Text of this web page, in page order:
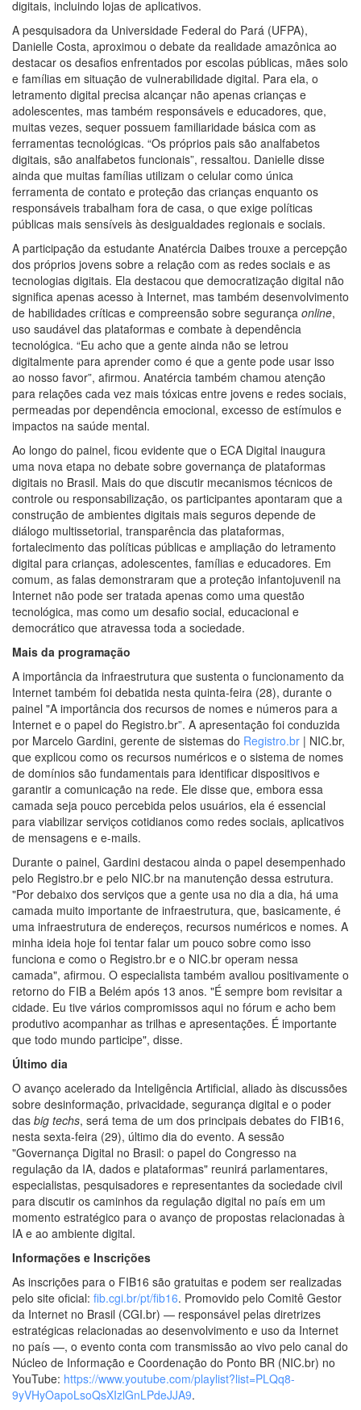
digitais, incluindo lojas de aplicativos.
A pesquisadora da Universidade Federal do Pará (UFPA),
Danielle Costa, aproximou o debate da realidade amazônica ao
destacar os desafios enfrentados por escolas públicas, mães solo
e famílias em situação de vulnerabilidade digital. Para ela, o
letramento digital precisa alcançar não apenas crianças e
adolescentes, mas também responsáveis e educadores, que,
muitas vezes, sequer possuem familiaridade básica com as
ferramentas tecnológicas. “Os próprios pais são analfabetos
digitais, são analfabetos funcionais”, ressaltou. Danielle disse
ainda que muitas famílias utilizam o celular como única
ferramenta de contato e proteção das crianças enquanto os
responsáveis trabalham fora de casa, o que exige políticas
públicas mais sensíveis às desigualdades regionais e sociais.
A participação da estudante Anatércia Daibes trouxe a percepção
dos próprios jovens sobre a relação com as redes sociais e as
tecnologias digitais. Ela destacou que democratização digital não
significa apenas acesso à Internet, mas também desenvolvimento
de habilidades críticas e compreensão sobre segurança online,
uso saudável das plataformas e combate à dependência
tecnológica. “Eu acho que a gente ainda não se letrou
digitalmente para aprender como é que a gente pode usar isso
ao nosso favor”, afirmou. Anatércia também chamou atenção
para relações cada vez mais tóxicas entre jovens e redes sociais,
permeadas por dependência emocional, excesso de estímulos e
impactos na saúde mental.
Ao longo do painel, ficou evidente que o ECA Digital inaugura
uma nova etapa no debate sobre governança de plataformas
digitais no Brasil. Mais do que discutir mecanismos técnicos de
controle ou responsabilização, os participantes apontaram que a
construção de ambientes digitais mais seguros depende de
diálogo multissetorial, transparência das plataformas,
fortalecimento das políticas públicas e ampliação do letramento
digital para crianças, adolescentes, famílias e educadores. Em
comum, as falas demonstraram que a proteção infantojuvenil na
Internet não pode ser tratada apenas como uma questão
tecnológica, mas como um desafio social, educacional e
democrático que atravessa toda a sociedade.
Mais da programação
A importância da infraestrutura que sustenta o funcionamento da
Internet também foi debatida nesta quinta-feira (28), durante o
painel "A importância dos recursos de nomes e números para a
Internet e o papel do Registro.br”. A apresentação foi conduzida
por Marcelo Gardini, gerente de sistemas do Registro.br | NIC.br,
que explicou como os recursos numéricos e o sistema de nomes
de domínios são fundamentais para identificar dispositivos e
garantir a comunicação na rede. Ele disse que, embora essa
camada seja pouco percebida pelos usuários, ela é essencial
para viabilizar serviços cotidianos como redes sociais, aplicativos
de mensagens e e-mails.
Durante o painel, Gardini destacou ainda o papel desempenhado
pelo Registro.br e pelo NIC.br na manutenção dessa estrutura.
"Por debaixo dos serviços que a gente usa no dia a dia, há uma
camada muito importante de infraestrutura, que, basicamente, é
uma infraestrutura de endereços, recursos numéricos e nomes. A
minha ideia hoje foi tentar falar um pouco sobre como isso
funciona e como o Registro.br e o NIC.br operam nessa
camada", afirmou. O especialista também avaliou positivamente o
retorno do FIB a Belém após 13 anos. "É sempre bom revisitar a
cidade. Eu tive vários compromissos aqui no fórum e acho bem
produtivo acompanhar as trilhas e apresentações. É importante
que todo mundo participe", disse.
Último dia
O avanço acelerado da Inteligência Artificial, aliado às discussões
sobre desinformação, privacidade, segurança digital e o poder
das big techs, será tema de um dos principais debates do FIB16,
nesta sexta-feira (29), último dia do evento. A sessão
"Governança Digital no Brasil: o papel do Congresso na
regulação da IA, dados e plataformas" reunirá parlamentares,
especialistas, pesquisadores e representantes da sociedade civil
para discutir os caminhos da regulação digital no país em um
momento estratégico para o avanço de propostas relacionadas à
IA e ao ambiente digital.
Informações e Inscrições
As inscrições para o FIB16 são gratuitas e podem ser realizadas
pelo site oficial: fib.cgi.br/pt/fib16. Promovido pelo Comitê Gestor
da Internet no Brasil (CGI.br) — responsável pelas diretrizes
estratégicas relacionadas ao desenvolvimento e uso da Internet
no país —, o evento conta com transmissão ao vivo pelo canal do
Núcleo de Informação e Coordenação do Ponto BR (NIC.br) no
YouTube: https://www.youtube.com/playlist?list=PLQq8-
9yVHyOapoLsoQsXIzlGnLPdeJJA9.